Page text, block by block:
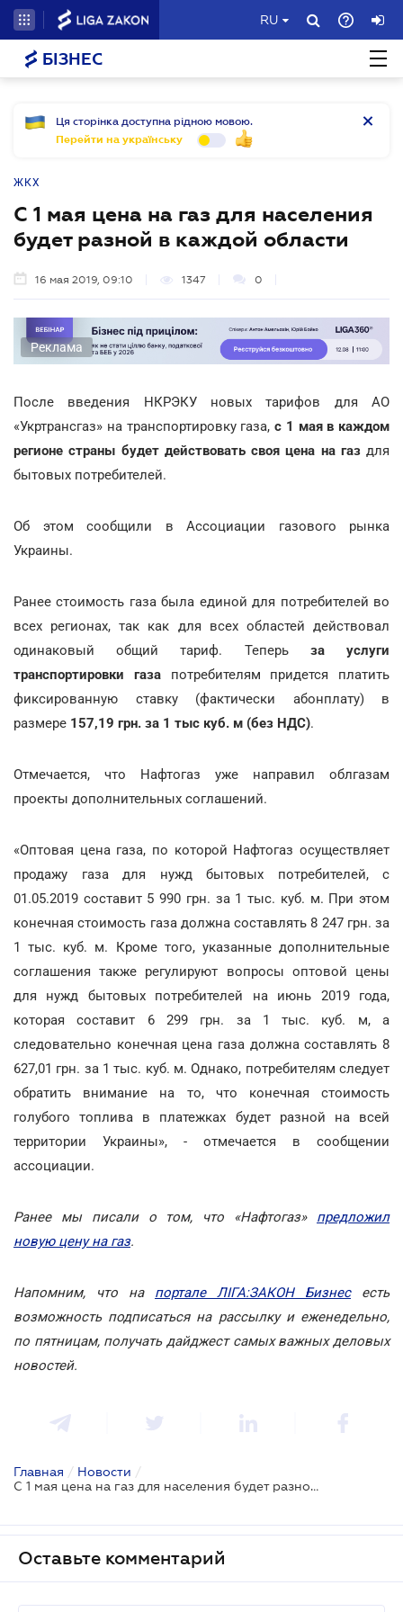
RU
БІЗНЕС
Ця сторінка доступна рідною мовою.
Перейти на українську
ЖКХ
С 1 мая цена на газ для населения
будет разной в каждой области
16 мая 2019, 09:10 1347 0
Реклама
После введения НКРЭКУ новых тарифов для АО
«Укртрансгаз» на транспортировку газа, с 1 мая в каждом
регионе страны будет действовать своя цена на газдля
бытовых потребителей.
Об этом сообщили в Ассоциации газового рынка
Украины.
Ранее стоимость газа была единой для потребителей во
всех регионах, так как для всех областей действовал
одинаковый общий тариф. Теперь за услуги
транспортировки газапотребителям придется платить
фиксированную ставку (фактически абонплату) в
размере 157,19 грн. за 1 тыс куб. м (без НДС).
Отмечается, что Нафтогаз уже направил облгазам
проекты дополнительных соглашений.
«Оптовая цена газа, по которой Нафтогаз осуществляет
продажу газа для нужд бытовых потребителей, с
01.05.2019 составит 5 990 грн. за 1 тыс. куб. м. При этом
конечная стоимость газа должна составлять 8 247 грн. за
1 тыс. куб. м. Кроме того, указанные дополнительные
соглашения также регулируют вопросы оптовой цены
для нужд бытовых потребителей на июнь 2019 года,
которая составит 6 299 грн. за 1 тыс. куб. м, а
следовательно конечная цена газа должна составлять 8
627,01 грн. за 1 тыс. куб. м. Однако, потребителям следует
обратить внимание на то, что конечная стоимость
голубого топлива в платежках будет разной на всей
территории Украины», - отмечается в сообщении
ассоциации.
Ранее мы писали о том, что «Нафтогаз» предложил
новую цену на газ.
Напомним, что на портале ЛІГА:ЗАКОН Бизнесесть
возможность подписаться на рассылку и еженедельно,
по пятницам, получать дайджест самых важных деловых
новостей.
Главная / Новости /
С 1 мая цена на газ для населения будет разной в каждой области
Оставьте комментарий